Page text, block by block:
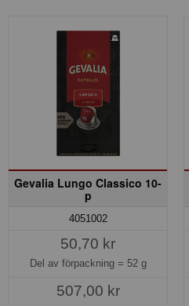
Gevalia Lungo Classico 10-
p
4051002
50,70 kr
Del av förpackning = 52 g
507,00 kr